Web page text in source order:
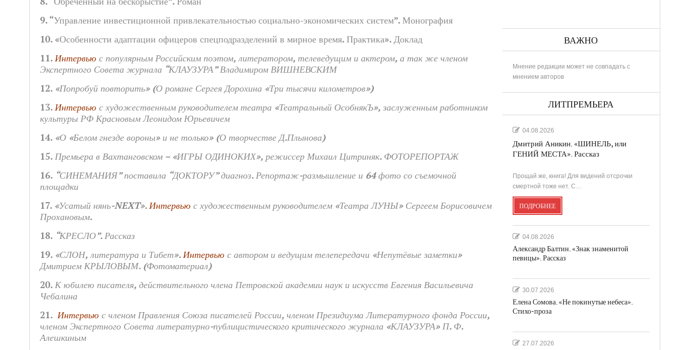
9. “Управление инвестиционной привлекательностью социально-экономических систем”. Монография
10. «Особенности адаптации офицеров спецподразделений в мирное время. Практика». Доклад
11. Интервьюс популярным Российским поэтом, литератором, телеведущим и актером, а так же членом
Экспертного Совета журнала “КЛАУЗУРА” Владимиром ВИШНЕВСКИМ
12. «Попробуй повторить» (О романе Сергея Дорохина «Три тысячи километров»)
13. Интервьюс художественным руководителем театра «Театральный ОсобнякЪ», заслуженным работником
культуры РФ Красновым Леонидом Юрьевичем
14. «О «Белом гнезде вороны» и не только» (О творчестве Д.Плынова)
15. Премьера в Вахтанговском – «ИГРЫ ОДИНОКИХ», режиссер Михаил Цитриняк. ФОТОРЕПОРТАЖ
16. “СИНЕМАНИЯ” поставила “ДОКТОРУ” диагноз. Репортаж-размышление и 64 фото со съемочной
площадки
17. «Усатый нянь-NEXT».Интервьюс художественным руководителем «Театра ЛУНЫ» Сергеем Борисовичем
Прохановым.
18. “КРЕСЛО”. Рассказ
19. «СЛОН, литература и Тибет».Интервьюс автором и ведущим телепередачи «Непутёвые заметки»
Дмитрием КРЫЛОВЫМ. (Фотоматериал)
20. К юбилею писателя, действительного члена Петровской академии наук и искусств Евгения Васильевича
Чебалина
21. Интервьюс членом Правления Союза писателей России, членом Президиума Литературного фонда России,
членом Экспертного Совета литературно-публицистического критического журнала «КЛАУЗУРА» П. Ф.
Алешкиным
ВАЖНО
Мнение редакции может не совпадать с
мнением авторов
ЛИТПРЕМЬЕРА
04.08.2026
Дмитрий Аникин. «ШИНЕЛЬ, или
ГЕНИЙ МЕСТА». Рассказ
Прощай же, книга! Для видений отсрочки
смертной тоже нет. С…
ПОДРОБНЕЕ
04.08.2026
Александр Балтин. «Знак знаменитой
певицы». Рассказ
30.07.2026
Елена Сомова. «Не покинутые небеса».
Стихо-проза
27.07.2026